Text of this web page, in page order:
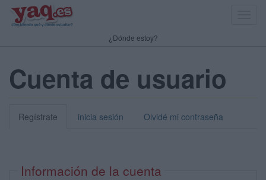
¿Dónde estoy?
Cuenta de usuario
Regístrate inicia sesión Olvidé mi contraseña
Información de la cuenta